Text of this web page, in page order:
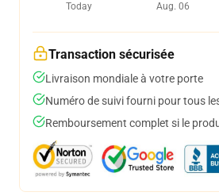
Today
Aug. 06
Transaction sécurisée
Livraison mondiale à votre porte
Numéro de suivi fourni pour tous
Remboursement complet si le